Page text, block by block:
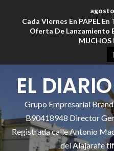
Cada Viernes En PAPEL
Oferta De Lanzamiento
MUCHOS
EL
Grupo Empresarial
B90418948 Director
Registrada calle Antonio
del Alajarafe